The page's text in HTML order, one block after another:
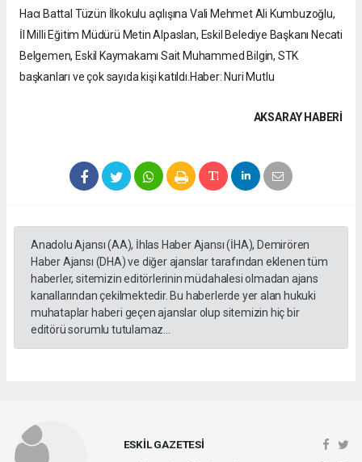
Hacı Battal Tüzün İlkokulu açılışına Vali Mehmet Ali Kumbuzoğlu,
İl Milli Eğitim Müdürü Metin Alpaslan, Eskil Belediye Başkanı Necati
Belgemen, Eskil Kaymakamı Sait Muhammed Bilgin, STK
başkanları ve çok sayıda kişi katıldı.Haber: Nuri Mutlu
AKSARAY HABERİ
Anadolu Ajansı (AA), İhlas Haber Ajansı (İHA), Demirören
Haber Ajansı (DHA) ve diğer ajanslar tarafından eklenen tüm
haberler, sitemizin editörlerinin müdahalesi olmadan ajans
kanallarından çekilmektedir. Bu haberlerde yer alan hukuki
muhataplar haberi geçen ajanslar olup sitemizin hiç bir
editörü sorumlu tutulamaz...
ESKİL GAZETESİ